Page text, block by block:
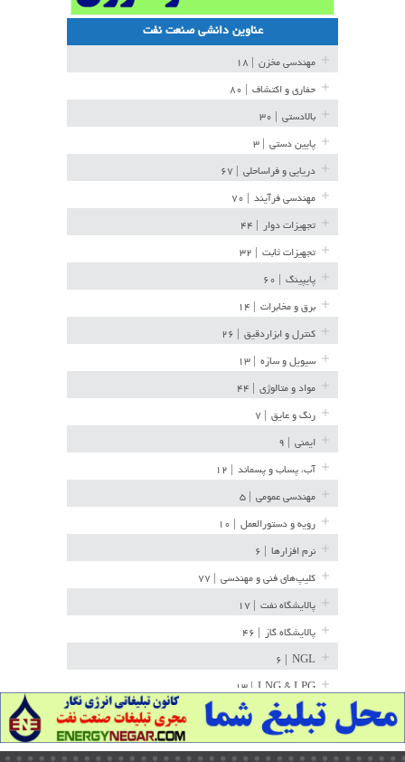
عناوین دانشی صنعت نفت
مهندسی مخزن
حفاری و اکتشاف
بالادستی
پایین دستی
دریایی و فراساحلی
مهندسی فرآیند
تجهیزات دوار
تجهیزات ثابت
پایپینگ
برق و مخابرات
کنترل و ابزاردقیق
سیویل و سازه
مواد و متالوژی
رنگ و عایق
ایمنی
آب، پساب و پسماند
مهندسی عمومی
رویه و دستورالعمل
نرم افزارها
کلیپ‌های فنی و مهندسی
پالایشگاه نفت
پالایشگاه گاز
NGL
LNG & LPG | ۱۳
خط لوله | ۳۶
مخازن ذخیره | ۱۵